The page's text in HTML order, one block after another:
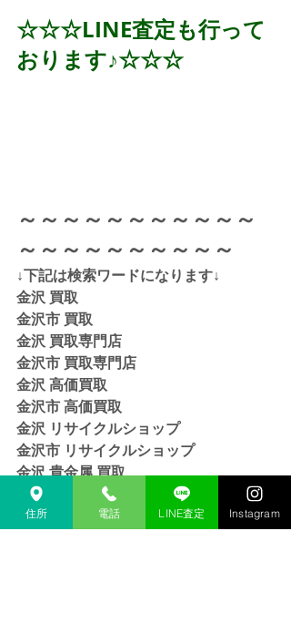
☆☆☆LINE査定も行って
おります♪☆☆☆
～～～～～～～～～～～
～～～～～～～～～～
↓下記は検索ワードになります↓
金沢 買取
金沢市 買取
金沢 買取専門店
金沢市 買取専門店
金沢 高価買取
金沢市 高価買取
金沢 リサイクルショップ
金沢市 リサイクルショップ
金沢 貴金属 買取
金沢市 貴金属 買取
金沢 金 買取
住所 電話 LINE査定 Instagram